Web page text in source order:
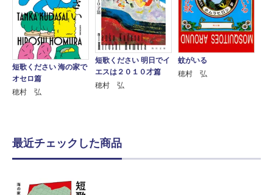
短歌ください 海の家で
オセロ篇
穂村 弘
短歌ください 明日でイ
エスは２０１０才篇
穂村 弘
蚊がいる
穂村 弘
最近チェックした商品